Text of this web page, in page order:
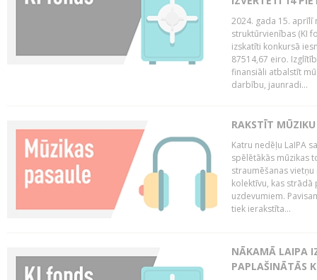
2024. gada 15. aprīlī
struktūrvienības (KI
izskatīti konkursā
87514,67 eiro.
finansiāli atbalstīt
darbību, jaunradi...
RAKSTĪT
Katru nedēļu LaIPA
spēlētākās mūzikas
straumēšanas
kolektīvu, kas
uzdevumiem.
tiek ierakstīta...
NĀKAMĀ LAIPA
PAPLAŠINĀTĀS